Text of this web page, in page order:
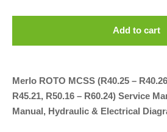
Add to cart
Merlo ROTO MCSS (R40.25 –
R45.21, R50.16 – R60.24) Service
Manual, Hydraulic & Electrical